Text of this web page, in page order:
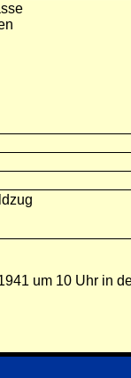
um 10 Uhr in